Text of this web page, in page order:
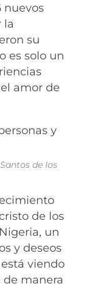
nuevos
la
su
es solo un
amor de
de los
de los
un
y deseos
viendo
de manera